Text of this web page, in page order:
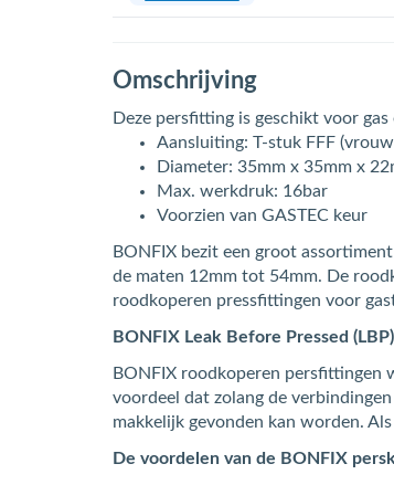
Omschrijving
Deze persfitting is geschikt voor
Aansluiting: T-stuk FFF
Diameter: 35mm x 35mm x
Max. werkdruk: 16bar
Voorzien van GASTEC keur
BONFIX bezit een groot
de maten 12mm tot 54mm. De
roodkoperen pressfittingen voor
BONFIX Leak Before Pressed
BONFIX roodkoperen persfittingen
voordeel dat zolang de
makkelijk gevonden kan worden.
De voordelen van de BONFIX